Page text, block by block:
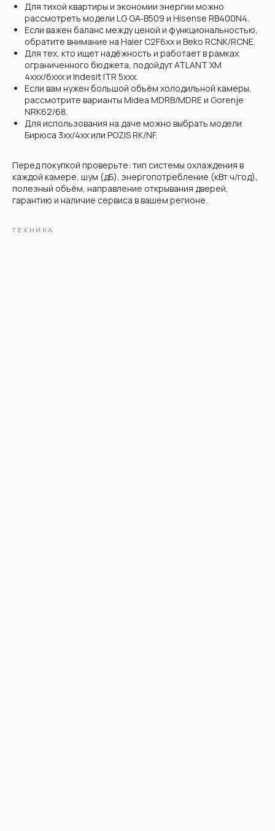
Для тихой квартиры и экономии энергии можно
рассмотреть модели LG GA‑B509 и Hisense RB400N4.
Если важен баланс между ценой и функциональностью,
обратите внимание на Haier C2F6xx и Beko RCNK/RCNE.
Для тех, кто ищет надёжность и работает в рамках
ограниченного бюджета, подойдут ATLANT ХМ
4xxx/6xxx и Indesit ITR 5xxx.
Если вам нужен большой объём холодильной камеры,
рассмотрите варианты Midea MDRB/MDRE и Gorenje
NRK62/68.
Для использования на даче можно выбрать модели
Бирюса 3xx/4xx или POZIS RK/NF.
Перед покупкой проверьте: тип системы охлаждения в
каждой камере, шум (дБ), энергопотребление (кВт·ч/год),
полезный объём, направление открывания дверей,
гарантию и наличие сервиса в вашем регионе.
ТЕХНИКА